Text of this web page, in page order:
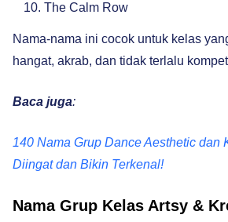
The Calm Row
Nama-nama ini cocok untuk kelas
hangat, akrab, dan tidak terlalu
Baca juga:
140 Nama Grup Dance Aesthetic dan
Diingat dan Bikin Terkenal!
Nama Grup Kelas Artsy &